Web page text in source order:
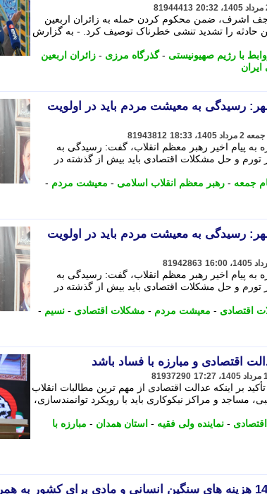
81944413
اشرف، ضمن محکوم کردن حمله به زائران اربعین
حادثه را تشدید تنشی خطرناک توصیف کرد. - به گزارش
با رژیم صهیونیستی -گذرگاه مرزی - زائران اربعین
رسیدگی به معیشت مردم باید در اولویت
81943812
به پیام اخیر رهبر معظم انقلاب، گفت: رسیدگی به
و حل مشکلات اقتصادی باید بیش از گذشته در
جمعه - رهبر معظم انقلاب اسلامی - معیشت مردم -
رسیدگی به معیشت مردم باید در اولویت
81942863
به پیام اخیر رهبر معظم انقلاب، گفت: رسیدگی به
و حل مشکلات اقتصادی باید بیش از گذشته در
اقتصادی - معیشت مردم - مشکلات اقتصادی - نسیم -
اقتصادی و مبارزه با فساد باشد
81937290
بر اینکه عدالت اقتصادی از مهم ترین مطالبات انقلاب
و مراکز نیکوکاری باید با رویکرد توانمندسازی،
- نماینده ولی فقیه - استان همدان - مبارزه با